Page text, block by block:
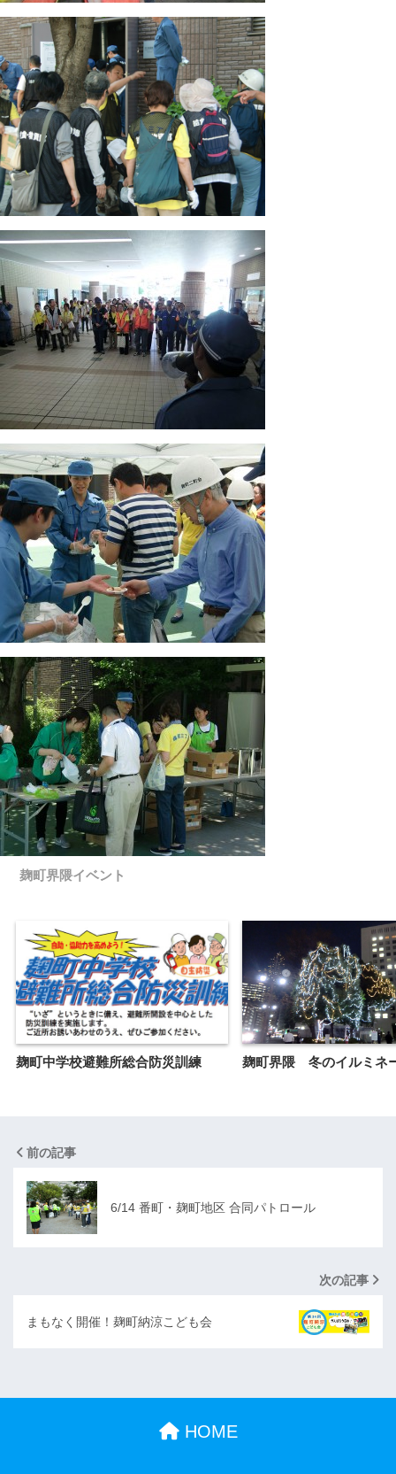
麹町界隈イベント
麹町中学校避難所総合防災訓練 麹町界隈 冬のイルミネ
前の記事
6/14 番町・麹町地区 合同パトロール
次の記事
まもなく開催！麹町納涼こども会
HOME